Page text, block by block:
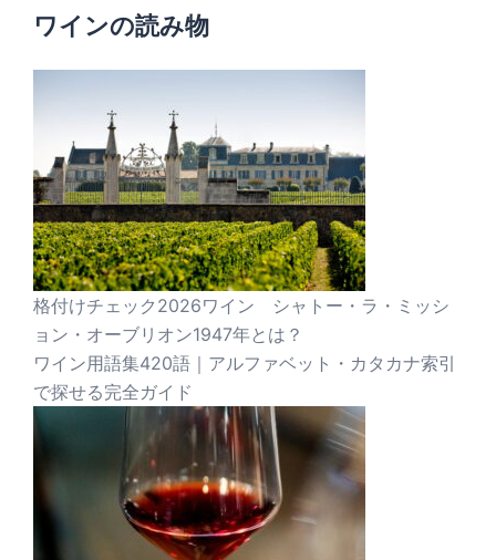
ワインの読み物
格付けチェック2026ワイン シャトー・ラ・ミッシ
ョン・オーブリオン1947年とは？
ワイン用語集420語｜アルファベット・カタカナ索引
で探せる完全ガイド